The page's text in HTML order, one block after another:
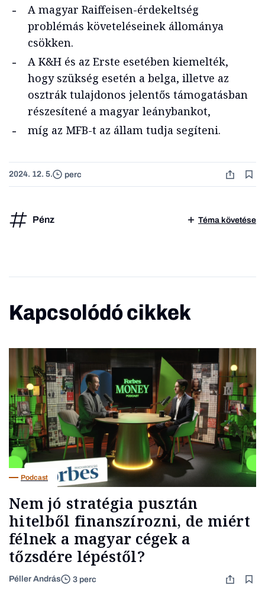
A magyar Raiffeisen-érdekeltség
problémás követeléseinek állománya
csökken.
A K&H és az Erste esetében kiemelték,
hogy szükség esetén a belga, illetve az
osztrák tulajdonos jelentős támogatásban
részesítené a magyar leánybankot,
míg az MFB-t az állam tudja segíteni.
2024. 12. 5. perc
Pénz Téma követése
Kapcsolódó cikkek
Podcast
Nem jó stratégia pusztán
hitelből finanszírozni, de miért
félnek a magyar cégek a
tőzsdére lépéstől?
Péller András 3 perc